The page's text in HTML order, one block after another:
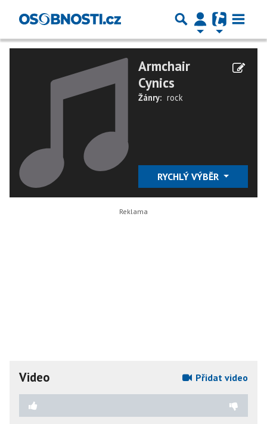
Armchair
Cynics
Žánry: rock
RYCHLÝ VÝBĚR
Video Přidat video